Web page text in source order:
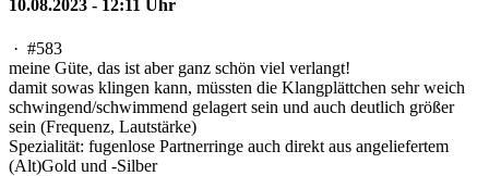
10.08.2023 - 12:11 Uhr
· #583
meine Güte, das ist aber ganz schön viel verlangt!
damit sowas klingen kann, müssten die Klangplättchen sehr weich
schwingend/schwimmend gelagert sein und auch deutlich größer
sein (Frequenz, Lautstärke)
Spezialität: fugenlose Partnerringe auch direkt aus angeliefertem
(Alt)Gold und -Silber